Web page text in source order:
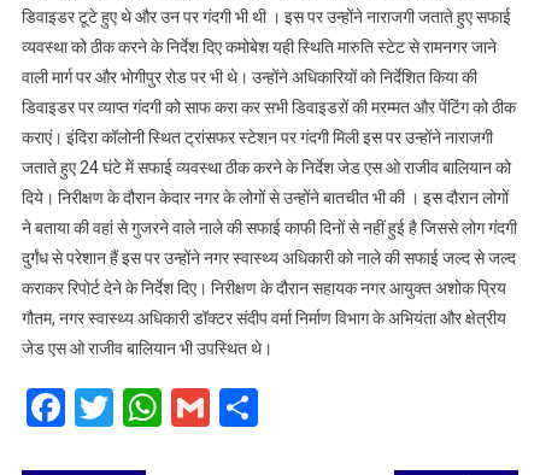
नगर
आयुक्त
ने
जताई
डिवाइडर टूटे हुए थे और उन पर गंदगी भी थी । इस पर उन्होंने नाराजगी जताते हुए सफाई
व्यवस्था को ठीक करने के निर्देश दिए कमोबेश यही स्थिति मारुति स्टेट से रामनगर जाने
वाली मार्ग पर और भोगीपुर रोड पर भी थे। उन्होंने अधिकारियों को निर्देशित किया की
डिवाइडर पर व्याप्त गंदगी को साफ करा कर सभी डिवाइडरों की मरम्मत और पेंटिंग को ठीक
कराएं। इंदिरा कॉलोनी स्थित ट्रांसफर स्टेशन पर गंदगी मिली इस पर उन्होंने नाराजगी
जताते हुए 24 घंटे में सफाई व्यवस्था ठीक करने के निर्देश जेड एस ओ राजीव बालियान को
दिये। निरीक्षण के दौरान केदार नगर के लोगों से उन्होंने बातचीत भी की । इस दौरान लोगों
ने बताया की वहां से गुजरने वाले नाले की सफाई काफी दिनों से नहीं हुई है जिससे लोग गंदगी
दुर्गंध से परेशान हैं इस पर उन्होंने नगर स्वास्थ्य अधिकारी को नाले की सफाई जल्द से जल्द
कराकर रिपोर्ट देने के निर्देश दिए। निरीक्षण के दौरान सहायक नगर आयुक्त अशोक प्रिय
गौतम, नगर स्वास्थ्य अधिकारी डॉक्टर संदीप वर्मा निर्माण विभाग के अभियंता और क्षेत्रीय
जेड एस ओ राजीव बालियान भी उपस्थित थे।
Facebook
Twitter
WhatsApp
GmailShare